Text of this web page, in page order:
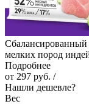
мелких пород
Подробнее
от 297 руб. /
Нашли дешевле?
Вес